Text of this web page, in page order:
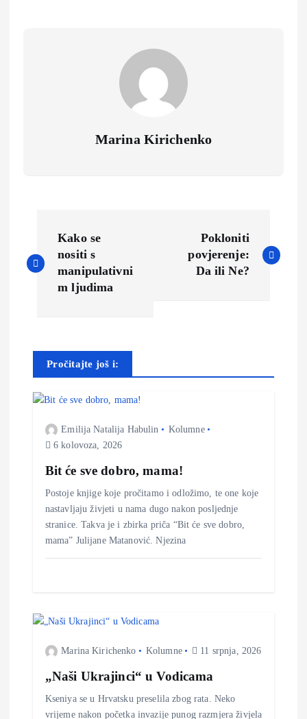
Marina Kirichenko
a
g
a
Kako se
nositi s
manipulativni
m ljudima
Pokloniti
povjerenje:
Da ili Ne?
Pročitajte još i:
Emilija Natalija Habulin
Kolumne
6 kolovoza, 2026
Bit će sve dobro, mama!
Postoje knjige koje pročitamo i odložimo, te one koje
nastavljaju živjeti u nama dugo nakon posljednje
stranice. Takva je i zbirka priča “Bit će sve dobro,
mama” Julijane Matanović. Njezina
Marina Kirichenko Kolumne 11 srpnja, 2026
„Naši Ukrajinci“ u Vodicama
Kseniya se u Hrvatsku preselila zbog rata. Neko
vrijeme nakon početka invazije punog razmjera živjela